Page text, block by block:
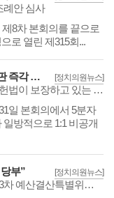
례안 심사
8차 본회의를 끝으로
로 열린 제315회...
[정치의원뉴스]
홍지영 태백시의원, “시민게시판 즉각 공개 환원하라”
“시민게시판 1:1 비공개 전환은 헌법이 보장하고 있는 표현의 자유·알 권리 침해이자 명백한 조례 위반”.
일 본회의에서 5분자
방적으로 1:1 비공개
[정치의원뉴스]
부”
태백시의회, 제294회 임시회 제3차 예산결산특별위원회 개최